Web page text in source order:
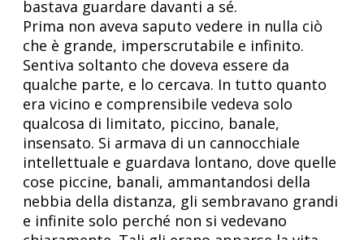
bastava guardare davanti a sé.
Prima non aveva saputo vedere in nulla ciò
che è grande, imperscrutabile e infinito.
Sentiva soltanto che doveva essere da
qualche parte, e lo cercava. In tutto quanto
era vicino e comprensibile vedeva solo
qualcosa di limitato, piccino, banale,
insensato. Si armava di un cannocchiale
intellettuale e guardava lontano, dove quelle
cose piccine, banali, ammantandosi della
nebbia della distanza, gli sembravano grandi
e infinite solo perché non si vedevano